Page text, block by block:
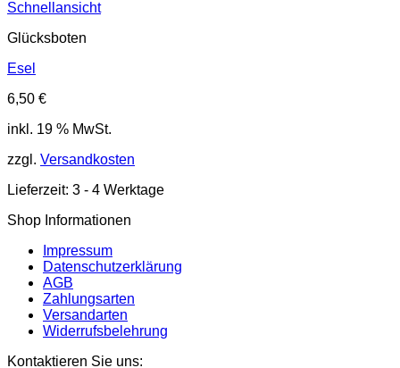
Schnellansicht
Glücksboten
Esel
6,50 €
inkl. 19 % MwSt.
zzgl. Versandkosten
Lieferzeit: 3 - 4 Werktage
Shop Informationen
Impressum
Datenschutzerklärung
AGB
Zahlungsarten
Versandarten
Widerrufsbelehrung
Kontaktieren Sie uns: